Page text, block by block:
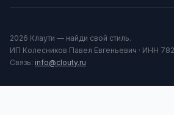
2026 Клаути — найди свой стиль.
ИП Колесников Павел Евгеньевич · ИНН
Связь: info@clouty.ru